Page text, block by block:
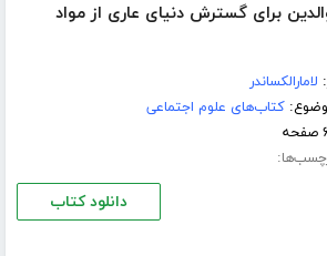
برای گسترش دنیای عاری از مواد
لامارالكساندر
کتاب‌های علوم اجتماعی
دانلود کتاب